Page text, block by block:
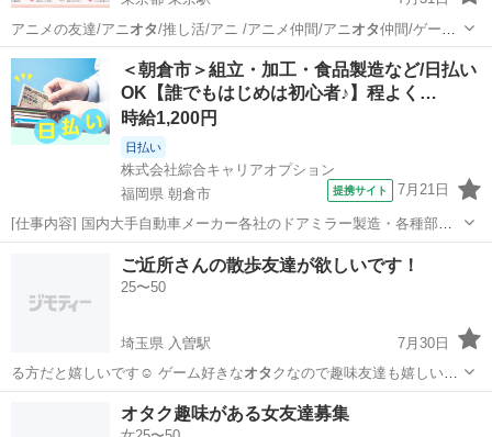
アニメの友達/アニ オタ/推し活/アニ /アニメ仲間/アニ オタ仲間/ゲーム/
モン… 方/上京/アニ友/オタ友/東京/上野/錦… /お喋り/関東アニオタ/関
東アニメ/牛久… ムを終わらせたいオタクに優しいギャルは…
東京 台東区 東京駅 アニメ アニオタ
＜朝倉市＞組立・加工・食品製造など/日払い
OK【誰でもはじめは初心者♪】程よく…
時給1,200円
日払い
株式会社綜合キャリアオプション
福岡県 朝倉市
提携サイト 7月21日
[仕事内容] 国内大手自動車メーカー各社のドアミラー製造・各種部品
の組付作業・全自動機、 半自動機導入・部品運搬等その他付随業務有
男女ともに活躍できる職場です。 工場内は空調設備も完備未経験から
スタートしている方多数研修体制...
工場
ご近所さんの散歩友達が欲しいです！
25〜50
埼玉県 入曽駅
7月30日
る方だと嬉しいです☺️ ゲーム好きなオタ クなので趣味友達も嬉しいで
す🙌 よろ…
入曽駅 友達
オタク趣味がある女友達募集